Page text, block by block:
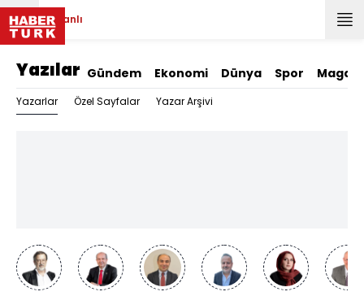
Canlı
Yazılar Gündem Ekonomi Dünya Spor
Yazarlar Özel Sayfalar Yazar Arşivi